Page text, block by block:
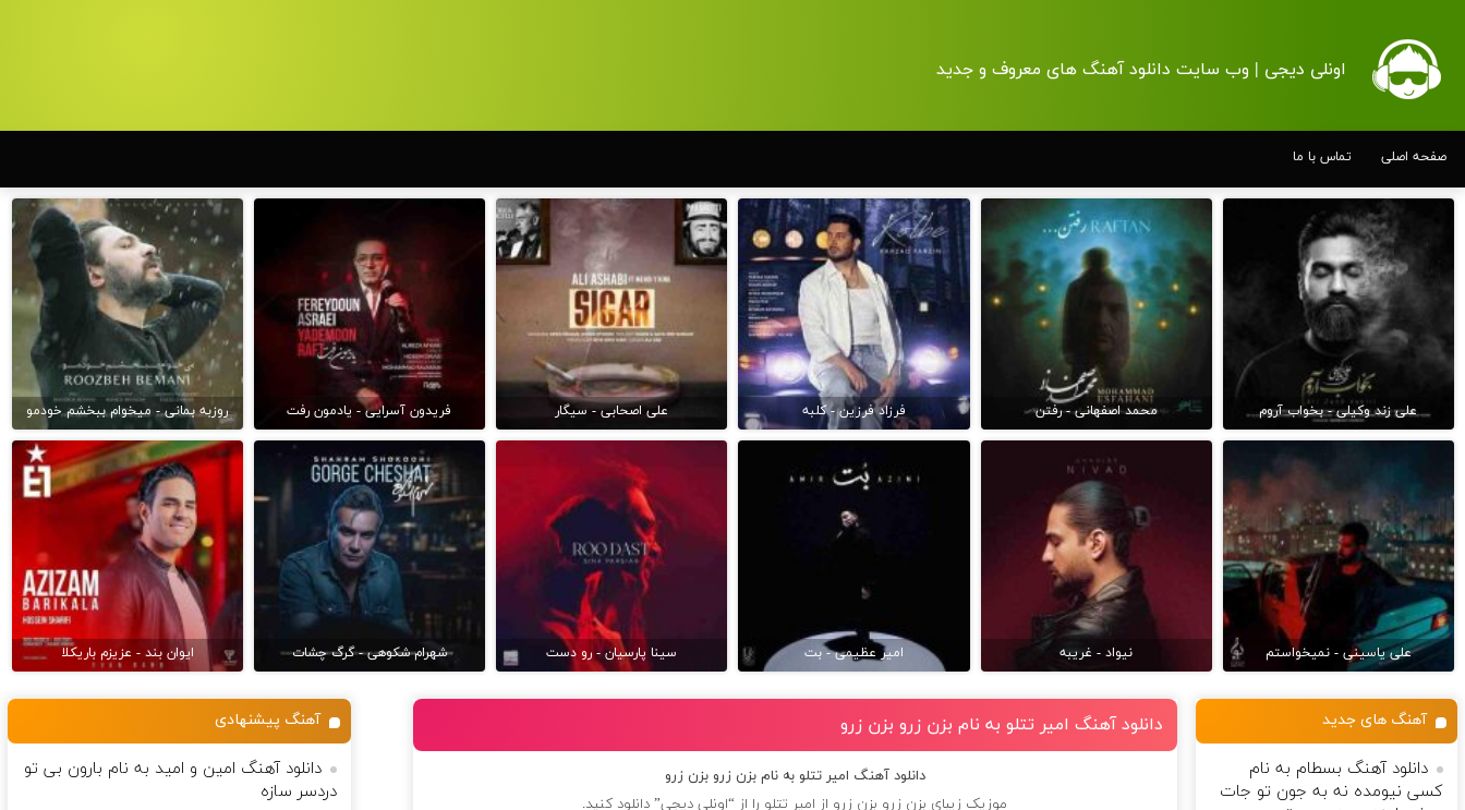
اونلی دیجی | وب سایت دانلود آهنگ های معروف و جدید
صفحه اصلی تماس با ما
علی زند وکیلی - بخواب آروم محمد اصفهانی - رفتن فرزاد فرزین - کلبه علی اصحابی - سیگار فریدون آسرایی - یادمون رفت روزبه بمانی - میخوام ببخشم خودمو
علی یاسینی - نمیخواستم نیواد - غریبه امیر عظیمی - بت سینا پارسیان - رو دست شهرام شکوهی - گرگ چشات ایوان بند - عزیزم باریکلا
دانلود آهنگ امیر تتلو به نام بزن زرو بزن زرو
دانلود آهنگ امیر تتلو به نام بزن زرو بزن زرو
موزیک زیبای بزن زرو بزن زرو از امیر تتلو را از “اونلی دیجی” دانلود کنید.
آهنگ های جدید
دانلود آهنگ بسطام به نام
کسی نیومده نه به جون تو جات
آهنگ پیشنهادی
دانلود آهنگ امین و امید به نام بارون بی تو
دردسر سازه